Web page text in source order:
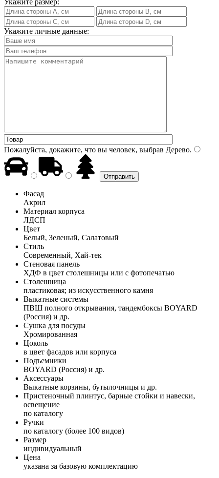
Укажите личные данные:
Пожалуйста, докажите, что вы человек, выбрав Дерево.
Фасад
Акрил
Материал корпуса
ЛДСП
Цвет
Белый, Зеленый, Салатовый
Стиль
Современный, Хай-тек
Стеновая панель
ХДФ в цвет столешницы или с фотопечатью
Столешница
пластиковая; из искусственного камня
Выкатные системы
ПВШ полного открывания, тандембоксы BOYARD
(Россия) и др.
Сушка для посуды
Хромированная
Цоколь
в цвет фасадов или корпуса
Подъемники
BOYARD (Россия) и др.
Аксессуары
Выкатные корзины, бутылочницы и др.
Пристеночный плинтус, барные стойки и навески,
освещение
по каталогу
Ручки
по каталогу (более 100 видов)
Размер
индивидуальный
Цена
указана за базовую комплектацию